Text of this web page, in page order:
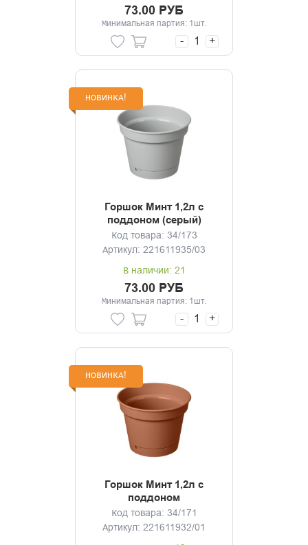
73.00 РУБ
Минимальная партия: 1шт.
- +
НОВИНКА!
Горшок Минт 1,2л с
поддоном (серый)
Код товара: 34/173
Артикул: 221611935/03
В наличии: 21
73.00 РУБ
Минимальная партия: 1шт.
- +
НОВИНКА!
Горшок Минт 1,2л с
поддоном
(терракотовый)
Код товара: 34/171
Артикул: 221611932/01